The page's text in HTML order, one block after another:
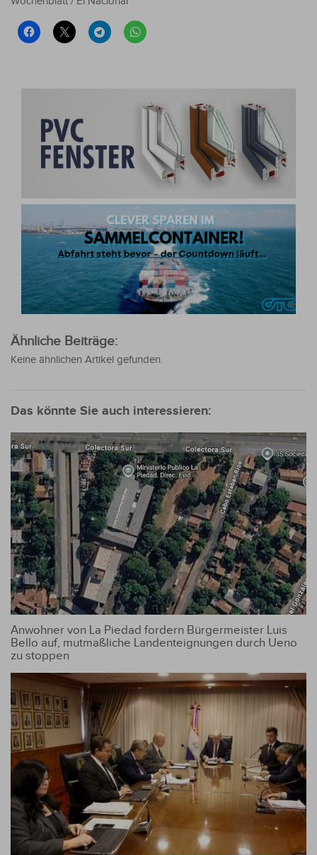
Ähnliche Beiträge:
Keine ähnlichen Artikel gefunden.
Das könnte Sie auch interessieren:
Anwohner von La Piedad fordern Bürgermeister Luis
Bello auf, mutmaßliche Landenteignungen durch Ueno
zu stoppen